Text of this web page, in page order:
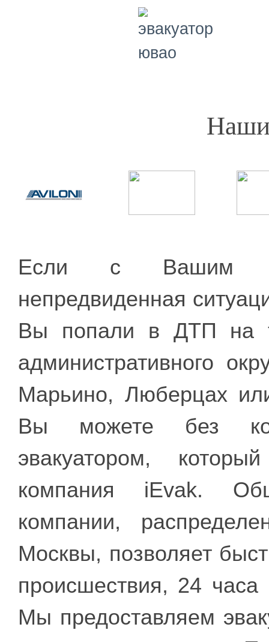
Если с Вашим
непредвиденная
Вы попали в ДТП на
административного
Марьино, Люберцах
Вы можете без
эвакуатором,
компания iEvak.
компании,
Москвы, позволяет
происшествия, 24
Мы предоставляем